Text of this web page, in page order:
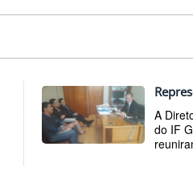
A
do IF